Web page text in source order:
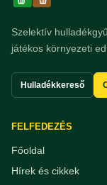
Szelektív
játékos környezeti
Hulladékkereső
FELFEDEZÉS
Főoldal
Hírek és cikkek